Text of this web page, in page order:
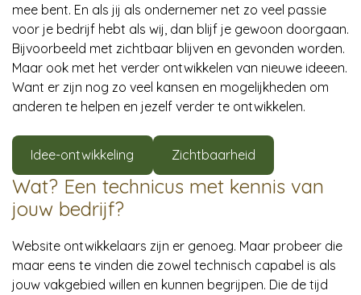
mee bent. En als jij als ondernemer net zo veel passie
voor je bedrijf hebt als wij, dan blijf je gewoon doorgaan.
Bijvoorbeeld met zichtbaar blijven en gevonden worden.
Maar ook met het verder ontwikkelen van nieuwe ideeen.
Want er zijn nog zo veel kansen en mogelijkheden om
anderen te helpen en jezelf verder te ontwikkelen.
Idee-ontwikkeling Zichtbaarheid
Wat? Een technicus met kennis van
jouw bedrijf?
Website ontwikkelaars zijn er genoeg. Maar probeer die
maar eens te vinden die zowel technisch capabel is als
jouw vakgebied willen en kunnen begrijpen. Die de tijd